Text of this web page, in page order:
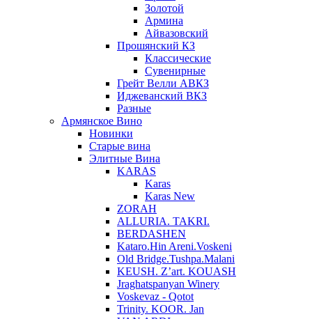
Золотой
Армина
Айвазовский
Прошянский КЗ
Классические
Сувенирные
Грейт Велли АВКЗ
Иджеванский ВКЗ
Разные
Армянское Вино
Новинки
Старые вина
Элитные Вина
KARAS
Karas
Karas New
ZORAH
ALLURIA. TAKRI.
BERDASHEN
Kataro.Hin Areni.Voskeni
Old Bridge.Tushpa.Malani
KEUSH. Z’art. KOUASH
Jraghatspanyan Winery
Voskevaz - Qotot
Trinity. KOOR. Jan